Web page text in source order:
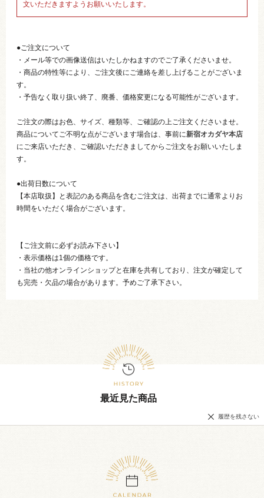
文いただきますようお願いいたします。
●ご注文について
・メール等での画像送信はいたしかねますのでご了承くださいませ。
・商品の特性等により、ご注文後にご連絡を差し上げることがございま
す。
・予告なく取り扱い終了、廃番、価格変更になる可能性がございます。
ご注文の際はお色、サイズ、種類等、ご確認の上ご注文くださいませ。
商品についてご不明な点がございます場合は、事前に新宿オカダヤ本店
にご来店いただき、ご確認いただきましてからご注文をお願いいたしま
す。
●出荷日数について
【本店取扱】と表記のある商品を含むご注文は、出荷までに通常よりお
時間をいただく場合がございます。
【ご注文前に必ずお読み下さい】
・表示価格は1個の価格です。
・当社の他オンラインショップと在庫を共有しており、注文が確定して
も完売・欠品の場合があります。予めご了承下さい。
最近見た商品
履歴を残さない